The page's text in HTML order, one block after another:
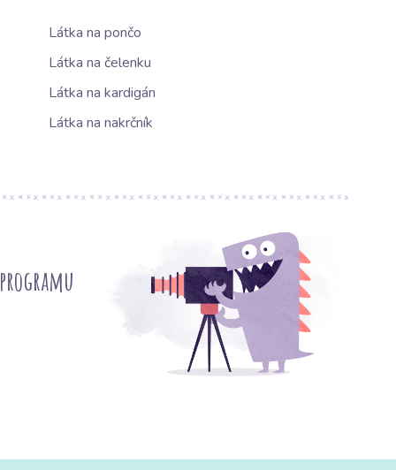
Látka na pončo
Látka na čelenku
Látka na kardigán
Látka na nakrčník